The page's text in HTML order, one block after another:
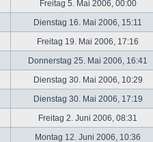
Freitag 5. Mai 2006, 00:00
Dienstag 16. Mai 2006, 15:11
Freitag 19. Mai 2006, 17:16
Donnerstag 25. Mai 2006, 16:41
Dienstag 30. Mai 2006, 10:29
Dienstag 30. Mai 2006, 17:19
Freitag 2. Juni 2006, 08:31
Montag 12. Juni 2006, 10:36